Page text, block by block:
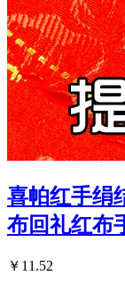
喜帕红手绢
布回礼红布
￥11.52